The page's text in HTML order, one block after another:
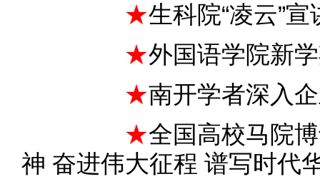
★生科院“凌云”
★外国语学院新
★南开学者深入
★全国高校马院
神 奋进伟大征程 谱写时代